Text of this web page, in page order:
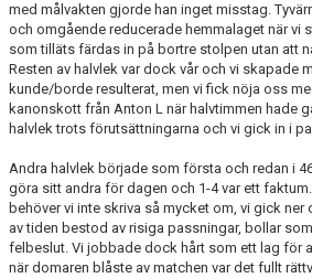
med målvakten gjorde han inget misstag.
och omgående reducerade hemmalaget när vi
som tilläts färdas in på bortre stolpen utan att
Resten av halvlek var dock vår och vi skapade
kunde/borde resulterat, men vi fick nöja oss
kanonskott från Anton L när halvtimmen hade
halvlek trots förutsättningarna och vi gick in i
Andra halvlek började som första och redan i
göra sitt andra för dagen och 1-4 var ett
behöver vi inte skriva så mycket om, vi gick
av tiden bestod av risiga passningar, bollar
felbeslut. Vi jobbade dock hårt som ett lag för
när domaren blåste av matchen var det fullt